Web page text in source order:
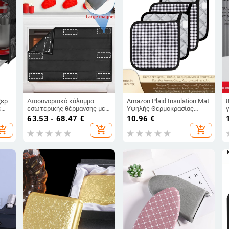
Διασυνοριακό κάλυμμα
εσωτερικής θέρμανσης με
μαγνητικό κάλυμμα τζακιού,
κάλυμμα μόνωσης, μαύρη
κουβέρτα φραγμού,
63.53 - 68.47 €
add_shopping_cart
Amazon Plaid Insulation Mat
Υψηλής Θερμοκρασίας
Ανθεκτικό σε Φούρνο Γάντια
Φούρνου Μικροκυμάτων
Γάντια Φούρνου Κουζίνας
10.96 €
add_shopping_cart